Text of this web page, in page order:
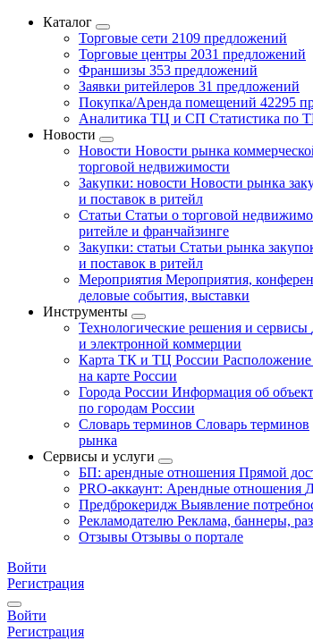
Каталог
Торговые сети 2109 предложений
Торговые центры 2031 предложений
Франшизы 353 предложений
Заявки ритейлеров 31 предложений
Покупка/Аренда помещений 42295
Аналитика ТЦ и СП Статистика по
Новости
Новости Новости рынка
торговой недвижимости
Закупки: новости Новости рынка
и поставок в ритейл
Статьи Статьи о торговой
ритейле и франчайзинге
Закупки: статьи Статьи рынка
и поставок в ритейл
Мероприятия Мероприятия,
деловые события, выставки
Инструменты
Технологические решения и сервисы
и электронной коммерции
Карта ТК и ТЦ России
на карте России
Города России Информация об
по городам России
Словарь терминов Словарь терминов
рынка
Сервисы и услуги
БП: арендные отношения Прямой
PRO-аккаунт: Арендные отношения
Предброкеридж Выявление
Рекламодателю Реклама, баннеры,
Отзывы Отзывы о портале
Войти
Регистрация
Войти
Регистрация